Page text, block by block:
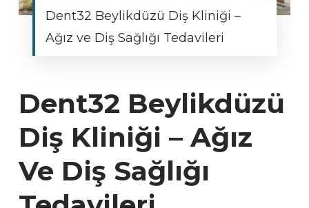
Dent32 Beylikdüzü Diş Kliniği –
Ağız ve Diş Sağlığı Tedavileri
Dent32 Beylikdüzü
Diş Kliniği – Ağız
Ve Diş Sağlığı